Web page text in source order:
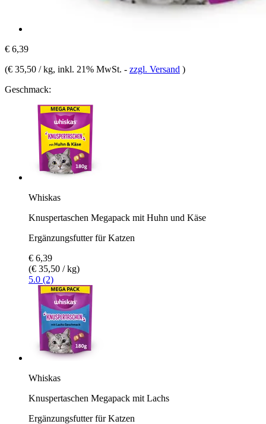
€ 6,39
(€ 35,50 / kg, inkl. 21% MwSt. - zzgl. Versand )
Geschmack:
Whiskas
Knuspertaschen Megapack mit Huhn und Käse
Ergänzungsfutter für Katzen
€ 6,39
(€ 35,50 / kg)
5.0 (2)
Whiskas
Knuspertaschen Megapack mit Lachs
Ergänzungsfutter für Katzen